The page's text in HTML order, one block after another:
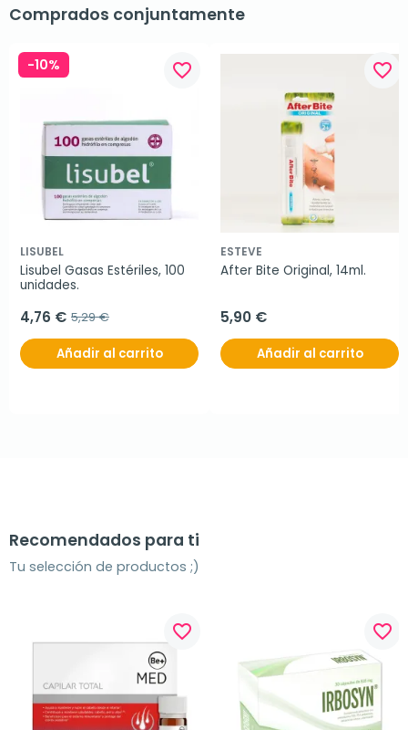
Comprados conjuntamente
-10% favorite_border
LISUBEL
Lisubel Gasas Estériles, 100
unidades.
4,76 € 5,29 €
Añadir al carrito
favorite_border
ESTEVE
After Bite Original, 14ml.
5,90 €
Añadir al carrito
Recomendados para ti
Tu selección de productos ;)
favorite_border favorite_border